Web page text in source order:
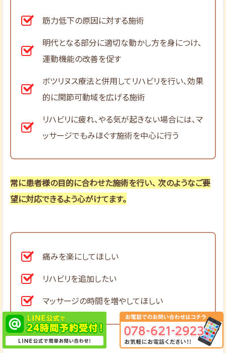
筋力低下の原因に対する施術
明代となる部分に適切な動かし方を身につけ、
運動機能の改善を促す
ボツリヌス療法と併用してリハビリを行い、効果
的に関節可動域を広げる施術
リハビリに疲れ、やる気が起きない場合には、マ
ッサージでもみほぐす施術を中心に行う
常に患者様の目的に合わせた施術を行い、 次のようなご要
望に対応できるよう心がけてます。
痛みを楽にしてほしい
リハビリを追加したい
マッサージの時間を増やしてほしい